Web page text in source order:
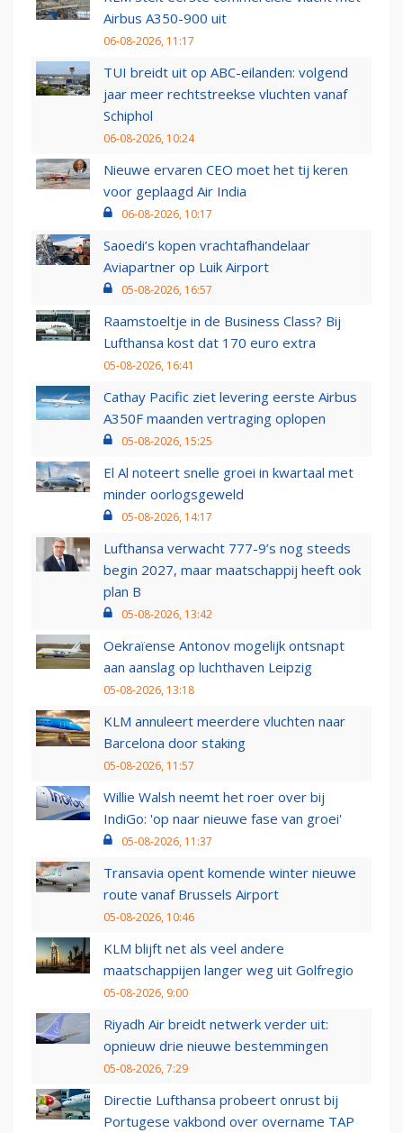
Airbus A350-900 uit
06-08-2026, 11:17
TUI breidt uit op ABC-eilanden: volgend
jaar meer rechtstreekse vluchten vanaf
Schiphol
06-08-2026, 10:24
Nieuwe ervaren CEO moet het tij keren
voor geplaagd Air India
06-08-2026, 10:17
Saoedi’s kopen vrachtafhandelaar
Aviapartner op Luik Airport
05-08-2026, 16:57
Raamstoeltje in de Business Class? Bij
Lufthansa kost dat 170 euro extra
05-08-2026, 16:41
Cathay Pacific ziet levering eerste Airbus
A350F maanden vertraging oplopen
05-08-2026, 15:25
El Al noteert snelle groei in kwartaal met
minder oorlogsgeweld
05-08-2026, 14:17
Lufthansa verwacht 777-9’s nog steeds
begin 2027, maar maatschappij heeft ook
plan B
05-08-2026, 13:42
Oekraïense Antonov mogelijk ontsnapt
aan aanslag op luchthaven Leipzig
05-08-2026, 13:18
KLM annuleert meerdere vluchten naar
Barcelona door staking
05-08-2026, 11:57
Willie Walsh neemt het roer over bij
IndiGo: 'op naar nieuwe fase van groei'
05-08-2026, 11:37
Transavia opent komende winter nieuwe
route vanaf Brussels Airport
05-08-2026, 10:46
KLM blijft net als veel andere
maatschappijen langer weg uit Golfregio
05-08-2026, 9:00
Riyadh Air breidt netwerk verder uit:
opnieuw drie nieuwe bestemmingen
05-08-2026, 7:29
Directie Lufthansa probeert onrust bij
Portugese vakbond over overname TAP